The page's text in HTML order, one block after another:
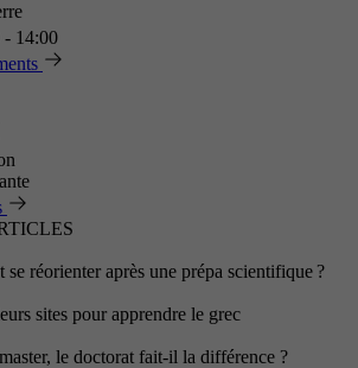
- 14:00
se réorienter après une prépa scientifique ?
sites pour apprendre le grec
le doctorat fait-il la différence ?